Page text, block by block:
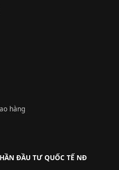
hàng
ĐẦU TƯ QUỐC TẾ NĐ